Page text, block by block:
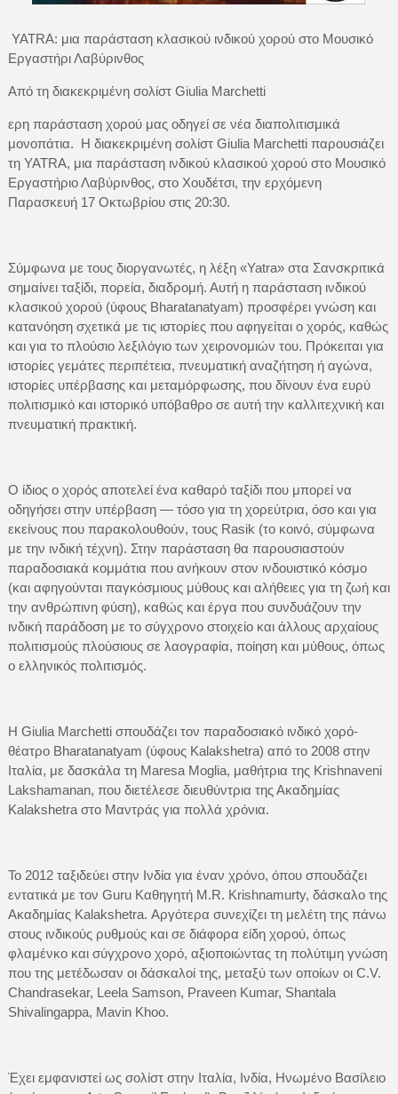
YATRA: μια παράσταση κλασικού ινδικού χορού στο Μουσικό
Εργαστήρι Λαβύρινθος
Από τη διακεκριμένη σολίστ Giulia Marchetti
ερη παράσταση χορού μας οδηγεί σε νέα διαπολιτισμικά
μονοπάτια. Η διακεκριμένη σολίστ Giulia Marchetti παρουσιάζει
τη YATRA, μια παράσταση ινδικού κλασικού χορού στο Μουσικό
Εργαστήριο Λαβύρινθος, στο Χουδέτσι, την ερχόμενη
Παρασκευή 17 Οκτωβρίου στις 20:30.
Σύμφωνα με τους διοργανωτές, η λέξη «Yatra» στα Σανσκριτικά
σημαίνει ταξίδι, πορεία, διαδρομή. Αυτή η παράσταση ινδικού
κλασικού χορού (ύφους Bharatanatyam) προσφέρει γνώση και
κατανόηση σχετικά με τις ιστορίες που αφηγείται ο χορός, καθώς
και για το πλούσιο λεξιλόγιο των χειρονομιών του. Πρόκειται για
ιστορίες γεμάτες περιπέτεια, πνευματική αναζήτηση ή αγώνα,
ιστορίες υπέρβασης και μεταμόρφωσης, που δίνουν ένα ευρύ
πολιτισμικό και ιστορικό υπόβαθρο σε αυτή την καλλιτεχνική και
πνευματική πρακτική.
Ο ίδιος ο χορός αποτελεί ένα καθαρό ταξίδι που μπορεί να
οδηγήσει στην υπέρβαση — τόσο για τη χορεύτρια, όσο και για
εκείνους που παρακολουθούν, τους Rasik (το κοινό, σύμφωνα
με την ινδική τέχνη). Στην παράσταση θα παρουσιαστούν
παραδοσιακά κομμάτια που ανήκουν στον ινδουιστικό κόσμο
(και αφηγούνται παγκόσμιους μύθους και αλήθειες για τη ζωή και
την ανθρώπινη φύση), καθώς και έργα που συνδυάζουν την
ινδική παράδοση με το σύγχρονο στοιχείο και άλλους αρχαίους
πολιτισμούς πλούσιους σε λαογραφία, ποίηση και μύθους, όπως
ο ελληνικός πολιτισμός.
Η Giulia Marchetti σπουδάζει τον παραδοσιακό ινδικό χορό-
θέατρο Bharatanatyam (ύφους Kalakshetra) από το 2008 στην
Ιταλία, με δασκάλα τη Maresa Moglia, μαθήτρια της Krishnaveni
Lakshamanan, που διετέλεσε διευθύντρια της Ακαδημίας
Kalakshetra στο Μαντράς για πολλά χρόνια.
Το 2012 ταξιδεύει στην Ινδία για έναν χρόνο, όπου σπουδάζει
εντατικά με τον Guru Καθηγητή M.R. Krishnamurty, δάσκαλο της
Ακαδημίας Kalakshetra. Αργότερα συνεχίζει τη μελέτη της πάνω
στους ινδικούς ρυθμούς και σε διάφορα είδη χορού, όπως
φλαμένκο και σύγχρονο χορό, αξιοποιώντας τη πολύτιμη γνώση
που της μετέδωσαν οι δάσκαλοί της, μεταξύ των οποίων οι C.V.
Chandrasekar, Leela Samson, Praveen Kumar, Shantala
Shivalingappa, Mavin Khoo.
Έχει εμφανιστεί ως σολίστ στην Ιταλία, Ινδία, Ηνωμένο Βασίλειο